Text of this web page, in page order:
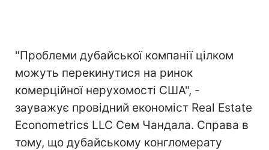
"Проблеми дубайської компанії цілком
можуть перекинутися на ринок
комерційної нерухомості США", -
зауважує провідний економіст Real Estate
Econometrics LLC Сем Чандала. Справа в
тому, що дубайському конгломерату